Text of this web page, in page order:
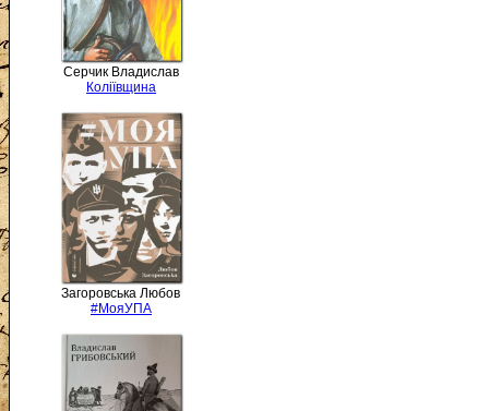
Серчик Владислав
Коліївщина
Загоровська Любов
#МояУПА